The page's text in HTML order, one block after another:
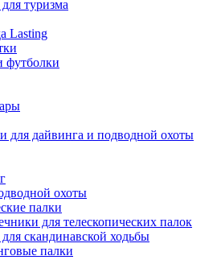
туризма
Lasting
футболки
для дайвинга и подводной охоты
охоты
палки
для телескопических палок
скандинавской ходьбы
палки